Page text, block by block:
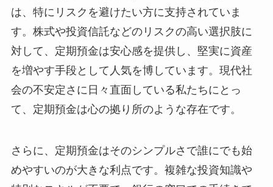
は、特にリスクを避けたい方に支持されていま
す。株式や投資信託などのリスクの高い選択肢に
対して、定期預金は安心感を提供し、堅実に資産
を増やす手段として人気を博しています。現代社
会の不安定さに日々直面している私たちにとっ
て、定期預金は心の拠り所のような存在です。
さらに、定期預金はそのシンプルさで誰にでも始
めやすいのが大きな利点です。複雑な投資知識や